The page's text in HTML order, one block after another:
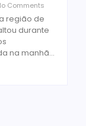
Comments
região de
durante
na manhã...